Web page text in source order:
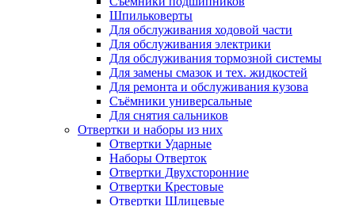
Шпильковерты
Для обслуживания ходовой части
Для обслуживания электрики
Для обслуживания тормозной системы
Для замены смазок и тех. жидкостей
Для ремонта и обслуживания кузова
Съёмники универсальные
Для снятия сальников
Отвертки и наборы из них
Отвертки Ударные
Наборы Отверток
Отвертки Двухсторонние
Отвертки Крестовые
Отвертки Шлицевые